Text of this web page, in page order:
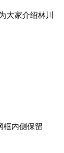
家介绍林川
内侧保留